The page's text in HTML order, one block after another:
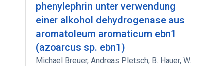
phenylephrin unter verwendung
einer alkohol dehydrogenase aus
aromatoleum aromaticum ebn1
(azoarcus sp. ebn1)
Michael Breuer, Andreas Pletsch, B. Hauer, W.